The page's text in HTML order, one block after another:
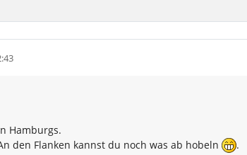
Hamburgs.
den Flanken kannst du noch was ab hobeln
.